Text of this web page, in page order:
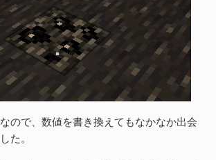
ので、数値を書き換えてもなかなか出会
た。